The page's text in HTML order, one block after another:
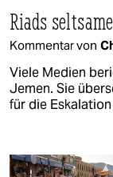
Riads
Kommentar von
Viele Medien
Jemen. Sie
für die